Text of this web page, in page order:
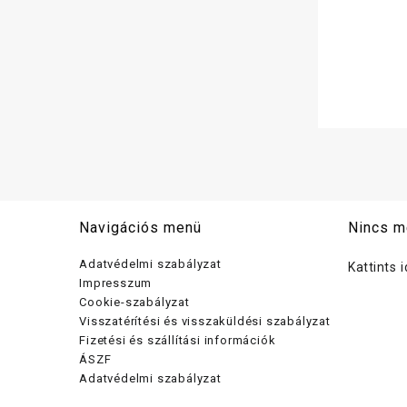
Navigációs menü
Adatvédelmi szabályzat
Impresszum
Cookie-szabályzat
Visszatérítési és visszaküldési szabályzat
Fizetési és szállítási információk
ÁSZF
Adatvédelmi szabályzat
Nincs
Kattints